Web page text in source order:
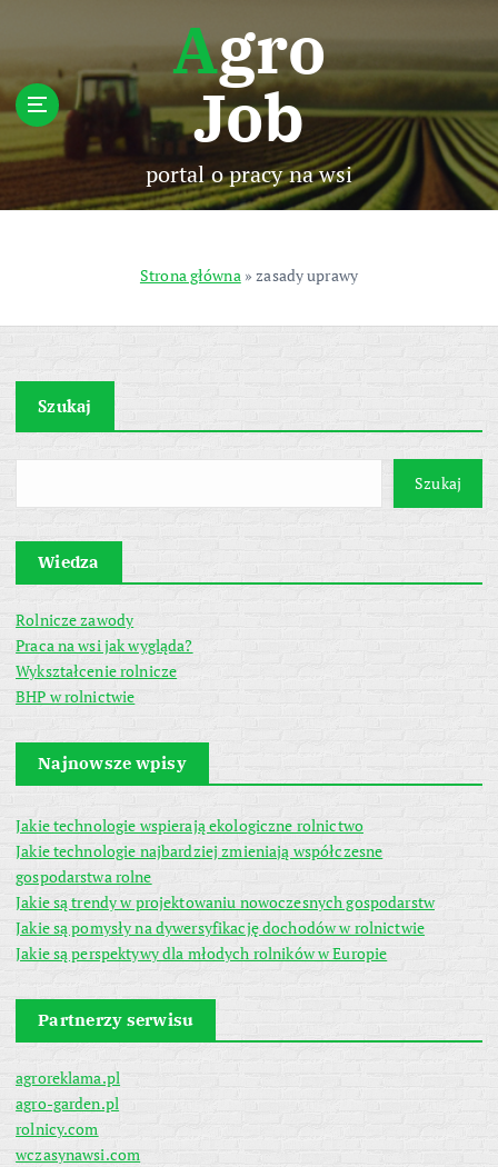
p
t
c
n
Agro
Job
portal o pracy na wsi
Strona główna»zasady uprawy
Szukaj
Szukaj
Wiedza
Rolnicze zawody
Praca na wsi jak wygląda?
Wykształcenie rolnicze
BHP w rolnictwie
Najnowsze wpisy
Jakie technologie wspierają ekologiczne rolnictwo
Jakie technologie najbardziej zmieniają współczesne
gospodarstwa rolne
Jakie są trendy w projektowaniu nowoczesnych gospodarstw
Jakie są pomysły na dywersyfikację dochodów w rolnictwie
Jakie są perspektywy dla młodych rolników w Europie
Partnerzy serwisu
agroreklama.pl
agro-garden.pl
rolnicy.com
wczasynawsi.com